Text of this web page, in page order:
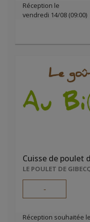
Réception le
vendredi 14/08 (09:00)
Cuisse de poulet
LE POULET DE
-
Réception souhaitée le